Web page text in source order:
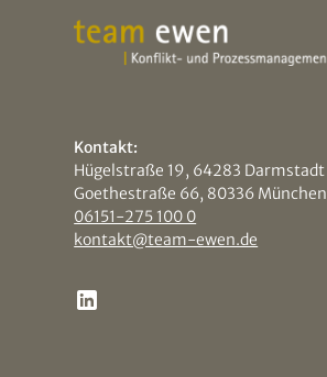
Kontakt:
Hügelstraße 19, 64283 Darmstadt
Goethestraße 66, 80336 München
06151-275 100 0
kontakt@team-ewen.de